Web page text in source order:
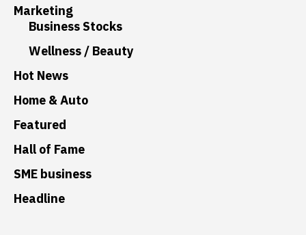
Marketing
Business Stocks
Wellness / Beauty
Hot News
Home & Auto
Featured
Hall of Fame
SME business
Headline